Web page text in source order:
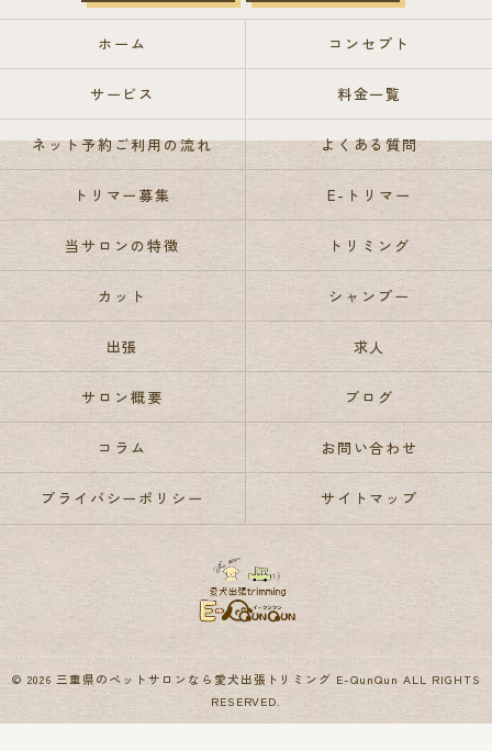
ホーム コンセプト
サービス 料金一覧
ネット予約ご利用の流れ よくある質問
トリマー募集 E-トリマー
当サロンの特徴 トリミング
カット シャンプー
出張 求人
サロン概要 ブログ
コラム お問い合わせ
プライバシーポリシー サイトマップ
© 2026 三重県のペットサロンなら愛犬出張トリミング E-QunQun ALL RIGHTS
RESERVED.